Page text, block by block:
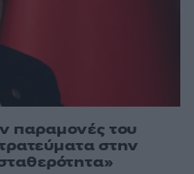
παραμονές του
στην